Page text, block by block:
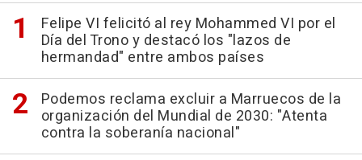
Felipe VI felicitó al rey Mohammed VI por el
Día del Trono y destacó los "lazos de
hermandad" entre ambos países
Podemos reclama excluir a Marruecos de la
organización del Mundial de 2030: "Atenta
contra la soberanía nacional"